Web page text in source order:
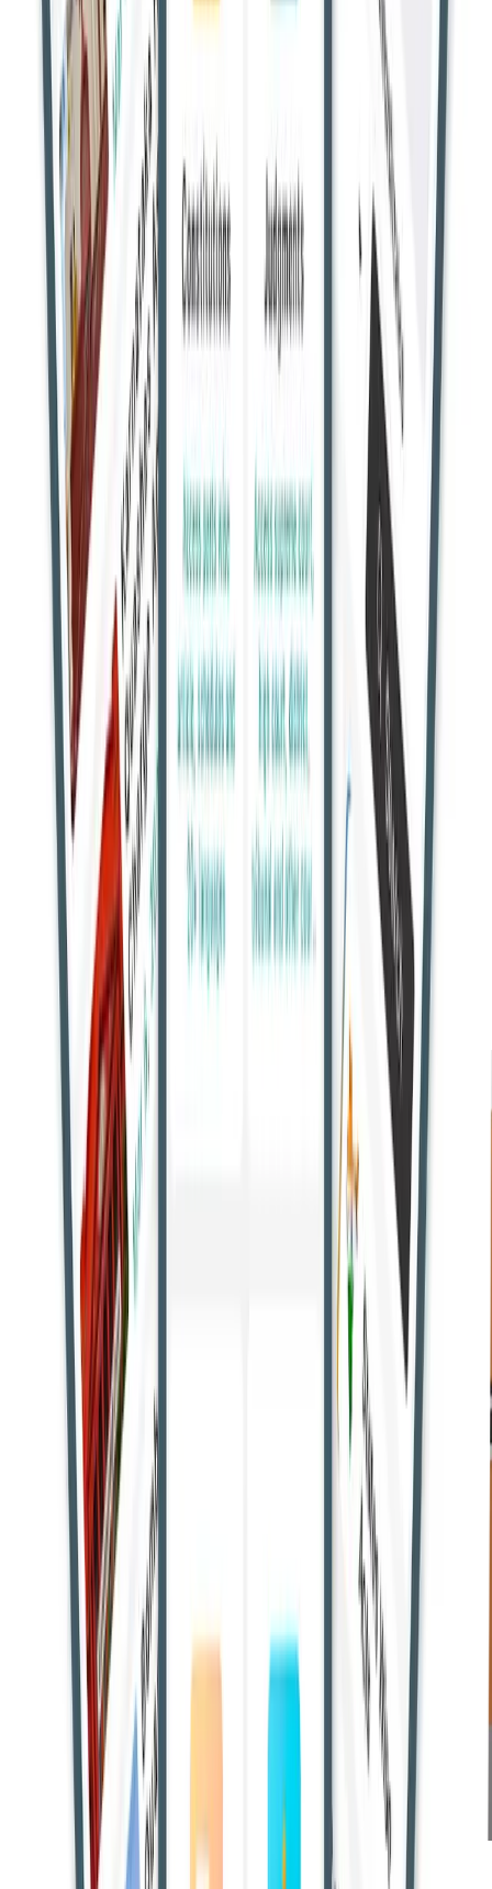
भारत के सुप्रीम कोर्ट ने राजस्थान में ओरन (पवित्र वन) की पहचान के लिए